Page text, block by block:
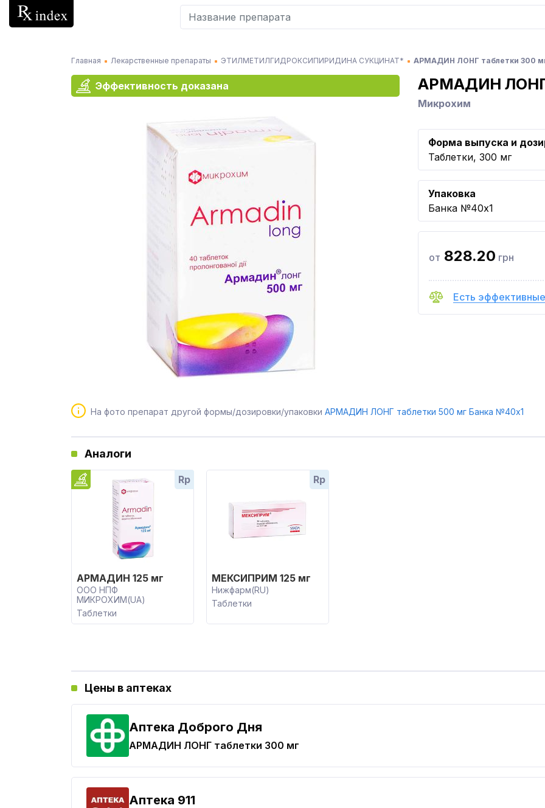
Главная Лекарственные препараты ЭТИЛМЕТИЛГИДРОКСИПИРИДИНА СУКЦИНАТ* АРМАДИН ЛОНГ таблетки 300
Эффективность доказана АРМАДИН
Микрохим
Форма выпуска и
Таблетки, 300 мг
Упаковка
Банка №40x1
от 828.20 грн
Есть
На фото препарат другой формы/дозировки/упаковки АРМАДИН ЛОНГ таблетки 500 мг Банка №40x1
Аналоги
Rp
АРМАДИН 125 мг
ООО НПФ
МИКРОХИМ(UA)
Таблетки
Rp
МЕКСИПРИМ 125 мг
Нижфарм(RU)
Таблетки
Цены в аптеках
Аптека Доброго Дня
АРМАДИН ЛОНГ таблетки 300 мг
Aптека 911